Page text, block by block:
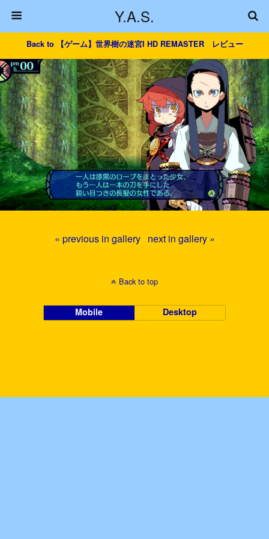
Y.A.S.
Back to 【ゲーム】世界樹の迷宮I HD REMASTER レビュー
« previous in gallery next in gallery »
Back to top
Mobile Desktop